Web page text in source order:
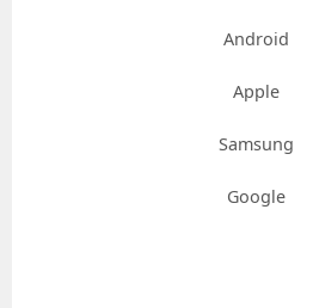
Android
Apple
Samsung
Google